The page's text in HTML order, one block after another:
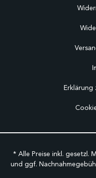
Erklärung
* Alle Preise inkl. gesetzl.
und ggf.